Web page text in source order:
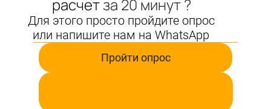
расчетза 20 минут ?
Для этого просто пройдите опрос
или напишите нам на WhatsApp
Пройти опрос